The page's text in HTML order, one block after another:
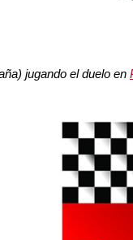
jugando el duelo en